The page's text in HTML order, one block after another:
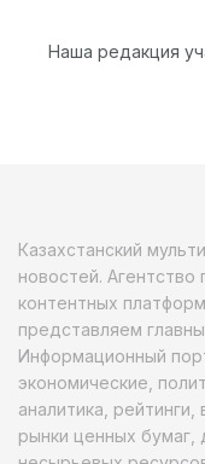
Наша редакция
Казахстанский
новостей.
контентных
представляем
Информационный
экономические,
аналитика,
рынки ценных бумаг,